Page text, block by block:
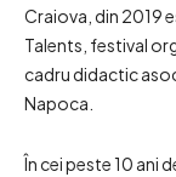
Craiova, din 2019
Talents, festival
cadru didactic
Napoca.
În cei peste 10 ani